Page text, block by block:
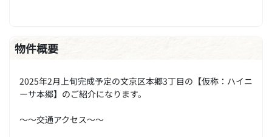
物件概要
2025年2月上旬完成予定の文京区本郷3丁目の【仮称：ハイニ
ーサ本郷】のご紹介になります。
～～交通アクセス～～